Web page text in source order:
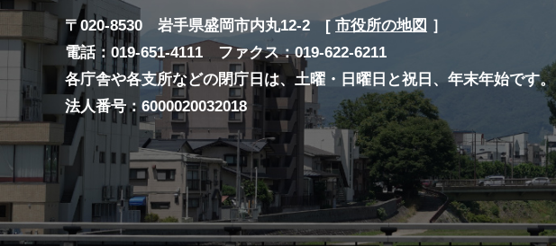
〒020-8530 岩手県盛岡市内丸12-2 [ 市役所の地図 ］
電話：019-651-4111 ファクス：019-622-6211
各庁舎や各支所などの閉庁日は、土曜・日曜日と祝日、年末年始です。
法人番号：6000020032018